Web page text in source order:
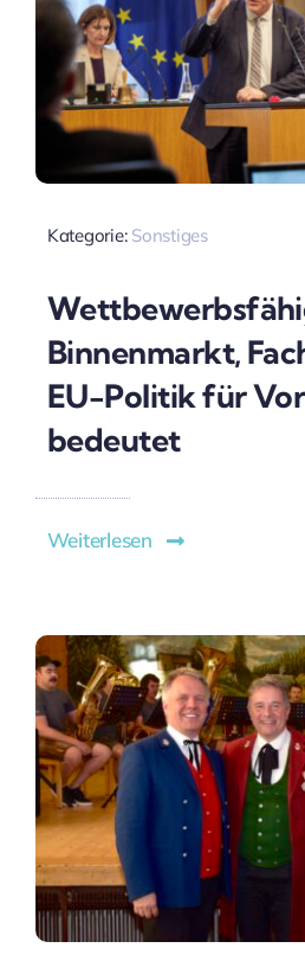
Kategorie: Sonstiges
Binnenmarkt,
EU-Politik für
bedeutet
Weiterlesen